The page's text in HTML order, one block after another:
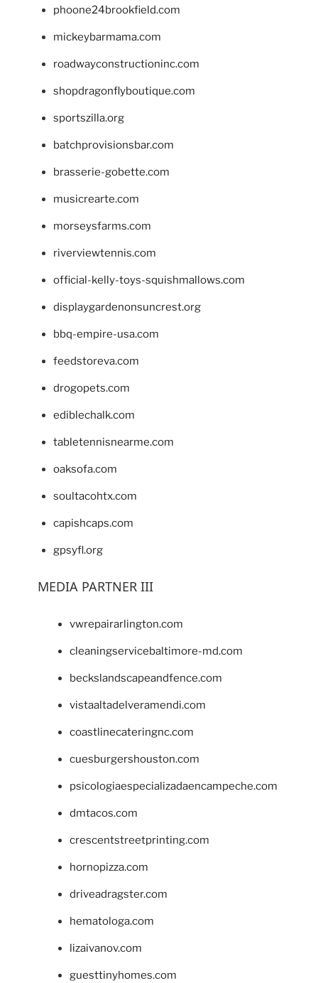
phoone24brookfield.com
mickeybarmama.com
roadwayconstructioninc.com
shopdragonflyboutique.com
sportszilla.org
batchprovisionsbar.com
brasserie-gobette.com
musicrearte.com
morseysfarms.com
riverviewtennis.com
official-kelly-toys-squishmallows.com
displaygardenonsuncrest.org
bbq-empire-usa.com
feedstoreva.com
drogopets.com
ediblechalk.com
tabletennisnearme.com
oaksofa.com
soultacohtx.com
capishcaps.com
gpsyfl.org
MEDIA PARTNER III
vwrepairarlington.com
cleaningservicebaltimore-md.com
beckslandscapeandfence.com
vistaaltadelveramendi.com
coastlinecateringnc.com
cuesburgershouston.com
psicologiaespecializadaencampeche.com
dmtacos.com
crescentstreetprinting.com
hornopizza.com
driveadragster.com
hematologa.com
lizaivanov.com
guesttinyhomes.com